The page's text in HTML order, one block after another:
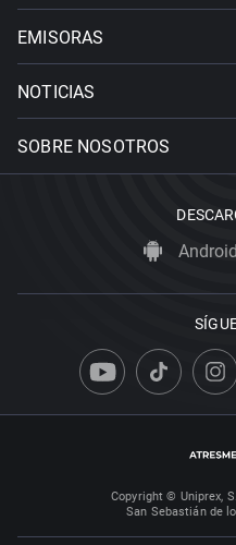
EMISORAS
NOTICIAS
SOBRE NOSOTROS
Android
Copyright © Uniprex,
San Sebastián de